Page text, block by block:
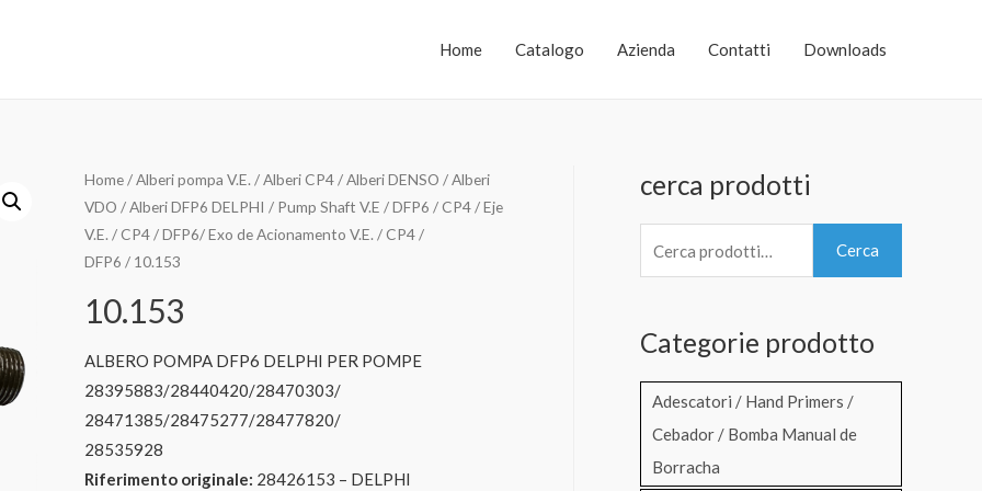
Home Catalogo Azienda Contatti Downloads
Home/Alberi pompa V.E. / Alberi CP4 / Alberi DENSO / Alberi
VDO / Alberi DFP6 DELPHI / Pump Shaft V.E / DFP6 / CP4 / Eje
V.E. / CP4 / DFP6/ Exo de Acionamento V.E. / CP4 /
DFP6 / 10.153
10.153
ALBERO POMPA DFP6 DELPHI PER POMPE
28395883/28440420/28470303/
28471385/28475277/28477820/
28535928
Riferimento originale: 28426153 – DELPHI
cerca prodotti
e
c
Cerca
Categorie prodotto
Adescatori / Hand Primers /
Cebador / Bomba Manual de
Borracha